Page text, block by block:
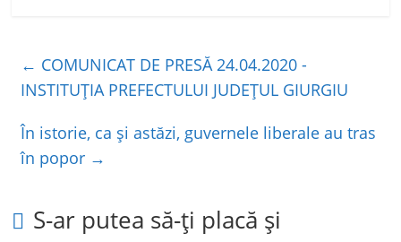
e
b
o
k
er s
A
p
je
a
ă
← COMUNICAT DE PRESĂ 24.04.2020 -
INSTITUȚIA PREFECTULUI JUDEȚUL GIURGIU
În istorie, ca şi astăzi, guvernele liberale au tras
în popor →
S-ar putea să-ți placă și